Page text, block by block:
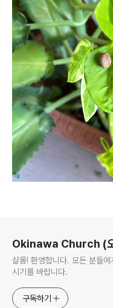
Okinawa Church (
샬롬! 환영합니다. 모든 분들
시기를 바랍니다.
구독하기